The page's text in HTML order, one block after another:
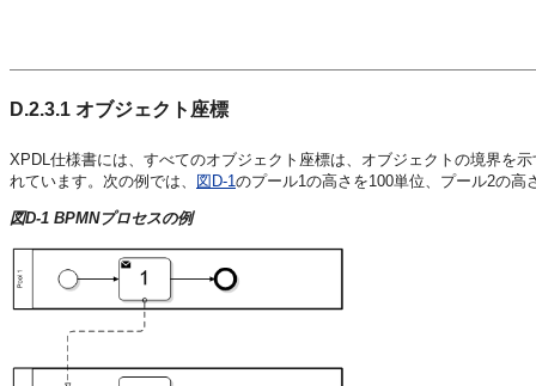
D.2.3.1 オブジェクト座標
XPDL仕様書には、すべてのオブジェクト座標は、オブジェクトの境界を
れています。次の例では、
図D-1 のプール1の高さを100単位、プール2の
図D-1 BPMNプロセスの例